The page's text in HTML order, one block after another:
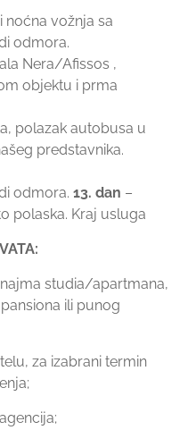
noćna vožnja sa
odmora.
Nera/Afissos ,
objektu i prma
polazak autobusa u
predstavnika.
odmora. 13. dan –
polaska. Kraj usluga
studia/apartmana,
ili punog
za izabrani termin